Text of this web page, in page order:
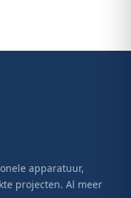
apparatuur,
projecten. Al meer